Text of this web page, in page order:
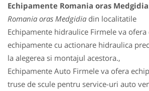
Echipamente Romania oras Medgidia
Romania oras Medgidia din localitatile
Echipamente hidraulice Firmele va ofera
echipamente cu actionare hidraulica
la alegerea si montajul acestora.,
Echipamente Auto Firmele va ofera
truse de scule pentru service-uri auto